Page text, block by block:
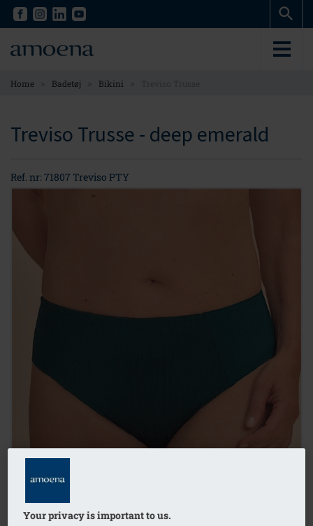
Skip
content
Skip
content
Home > Badetøj > Bikini >
Treviso Trusse - deep emerald
Ref. nr: 71807 Treviso PTY
Your privacy is important to us.